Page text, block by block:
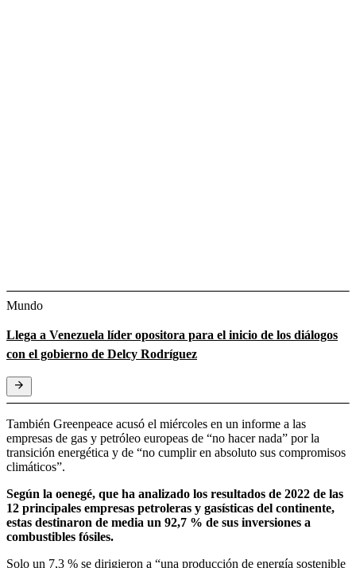
Mundo
Llega a Venezuela líder opositora para el inicio de los diálogos
con el gobierno de Delcy Rodríguez
También Greenpeace acusó el miércoles en un informe a las
empresas de gas y petróleo europeas de “no hacer nada” por la
transición energética y de “no cumplir en absoluto sus compromisos
climáticos”.
Según la oenegé, que ha analizado los resultados de 2022 de las
12 principales empresas petroleras y gasísticas del continente,
estas destinaron de media un 92,7 % de sus inversiones a
combustibles fósiles.
Solo un 7,3 % se dirigieron a “una producción de energía sostenible